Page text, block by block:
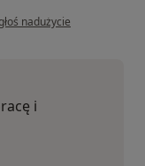
opinii użytkownika Ewelina
nadużycie
i